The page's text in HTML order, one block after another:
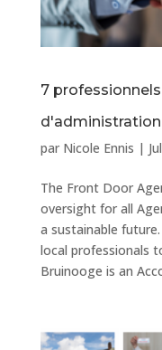
7
par Nicole Ennis |
The Front Door
oversight for all
a sustainable
local professionals
Bruinooge is an